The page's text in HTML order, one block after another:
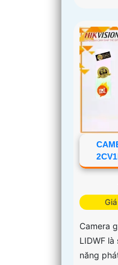
Camera
LIDWF
năng